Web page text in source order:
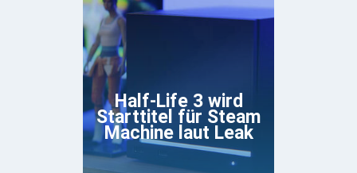
Half-Life 3 wird
Starttitel für Steam
Machine laut Leak